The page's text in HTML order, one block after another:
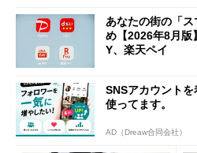
あなたの街の「
め【2026年8月版
Y、楽天ペイ
SNSアカウント
使ってます。
AD（Dreaw合同会社）